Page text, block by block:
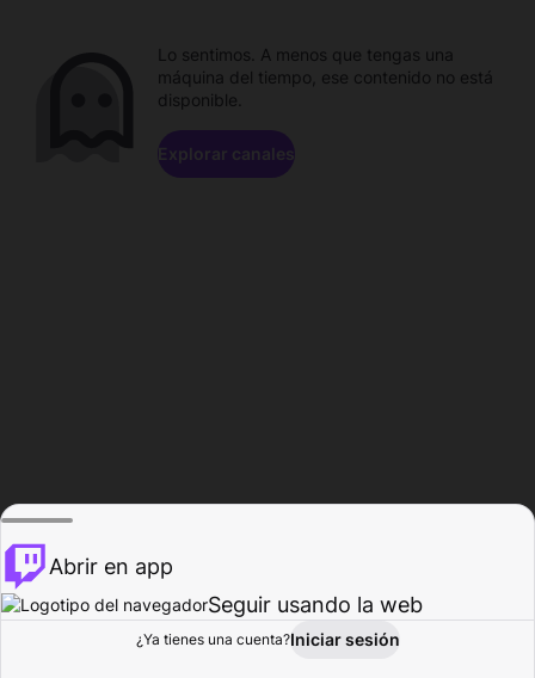
Explorar Actividad
Lo sentimos. A menos que tengas una
máquina del tiempo, ese contenido no está
disponible.
Explorar canales
Abrir en app
Seguir usando la web
¿Ya tienes una cuenta?Iniciar sesión